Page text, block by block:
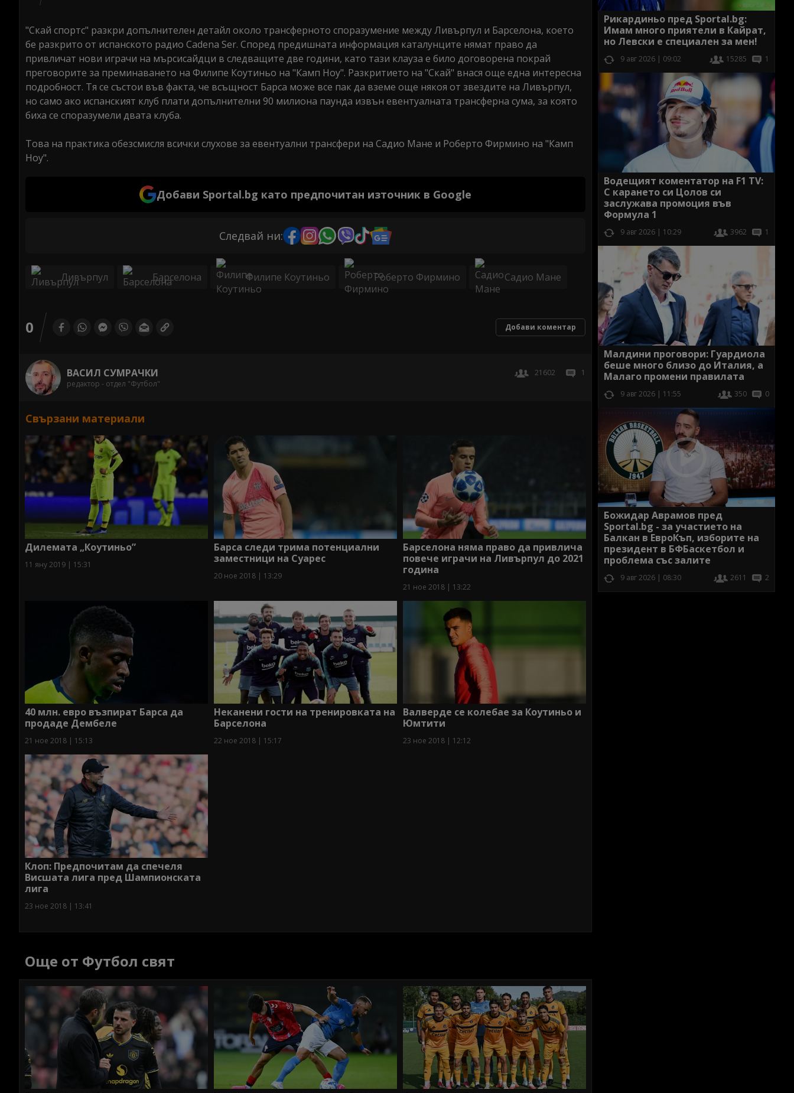
"Скай спортс" разкри допълнителен детайл около трансферното споразумение между Ливърпул и Барселона, което
бе разкрито от испанското радио Cadena Ser. Според предишната информация каталунците нямат право да
привличат нови играчи на мърсисайдци в следващите две години, като тази клауза е било договорена покрай
преговорите за преминаването на Филипе Коутиньо на "Камп Ноу". Разкритието на "Скай" внася още една интересна
подробност. Тя се състои във факта, че всъщност Барса може все пак да вземе още някоя от звездите на Ливърпул,
но само ако испанският клуб плати допълнителни 90 милиона паунда извън евентуалната трансферна сума, за която
биха се споразумели двата клуба.
Това на практика обезсмисля всички слухове за евентуални трансфери на Садио Мане и Роберто Фирмино на "Камп
Ноу".
Добави Sportal.bg като предпочитан източник в Google
Следвай ни:
Ливърпул Барселона Филипе Коутиньо Роберто Фирмино Садио Мане
0 Добави коментар
ВАСИЛ СУМРАЧКИ
редактор - отдел "Футбол"
21602 1
Свързани материали
Дилемата „Коутиньо”
11 яну 2019 | 15:31
Барса следи трима потенциални
заместници на Суарес
20 ное 2018 | 13:29
Барселона няма право да привлича
повече играчи на Ливърпул до 2021
година
21 ное 2018 | 13:22
40 млн. евро възпират Барса да
продаде Дембеле
21 ное 2018 | 15:13
Неканени гости на тренировката на
Барселона
22 ное 2018 | 15:17
Валверде се колебае за Коутиньо и
Юмтити
23 ное 2018 | 12:12
Клоп: Предпочитам да спечеля
Висшата лига пред Шампионската
лига
23 ное 2018 | 13:41
Още от Футбол свят
Рикардиньо пред Sportal.bg:
Имам много приятели в Кайрат,
но Левски е специален за мен!
9 авг 2026 | 09:02 15285 1
Водещият коментатор на F1 TV:
С карането си Цолов си
заслужава промоция във
Формула 1
9 авг 2026 | 10:29 3962 1
Малдини проговори: Гуардиола
беше много близо до Италия, а
Малаго промени правилата
9 авг 2026 | 11:55 350 0
Божидар Аврамов пред
Sportal.bg - за участието на
Балкан в ЕвроКъп, изборите на
президент в БФБаскетбол и
проблема със залите
9 авг 2026 | 08:30 2611 2